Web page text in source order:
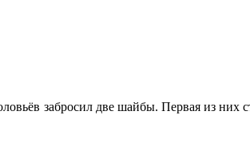
забросил две шайбы. Первая из них